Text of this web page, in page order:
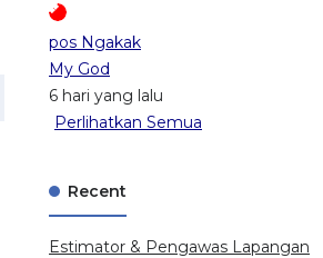
pos Ngakak
My God
6 hari yang lalu
Perlihatkan Semua
Recent
Estimator & Pengawas Lapangan